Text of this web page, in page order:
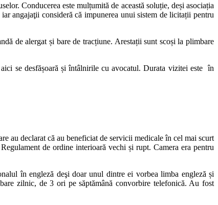
Conducerea este mulțumită de această soluție, deși asociația
angajaţii consideră că impunerea unui sistem de licitații pentru
de alergat și bare de tracțiune. Arestații sunt scoși la plimbare
se desfășoară și întâlnirile cu avocatul. Durata vizitei este în
au declarat că au beneficiat de servicii medicale în cel mai scurt
de ordine interioară vechi și rupt. Camera era pentru
în engleză deşi doar unul dintre ei vorbea limba engleză și
zilnic, de 3 ori pe săptămână convorbire telefonică. Au fost